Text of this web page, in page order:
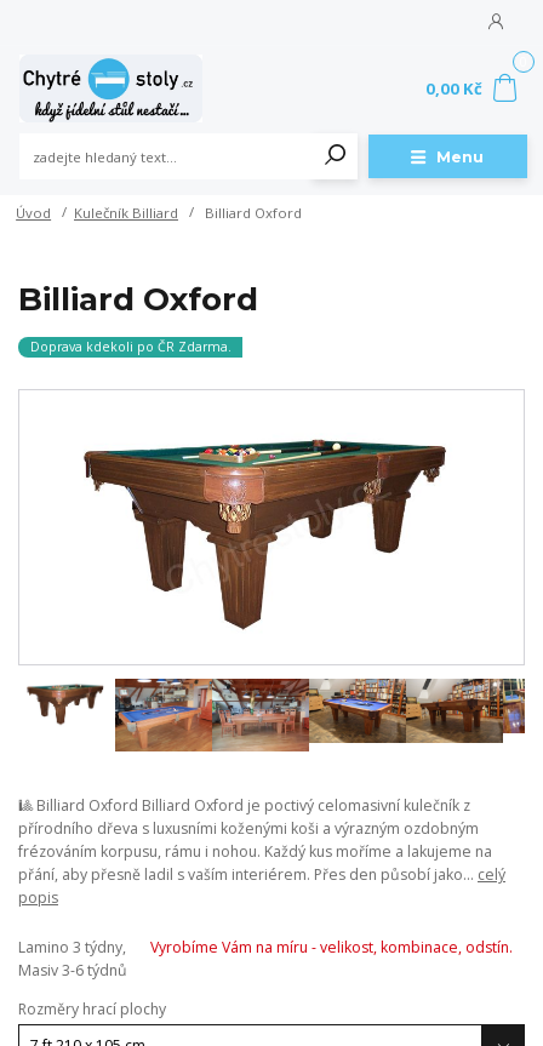
Menu
0,00 Kč
Úvod Kulečník Billiard Billiard Oxford
Billiard Oxford
Doprava kdekoli po ČR Zdarma.
🎱 Billiard Oxford Billiard Oxford je poctivý celomasivní kulečník z
přírodního dřeva s luxusními koženými koši a výrazným ozdobným
frézováním korpusu, rámu i nohou. Každý kus moříme a lakujeme na
přání, aby přesně ladil s vaším interiérem. Přes den působí jako... celý
popis
Lamino 3 týdny,
Masiv 3-6 týdnů
Vyrobíme Vám na míru - velikost, kombinace, odstín.
Rozměry hrací plochy